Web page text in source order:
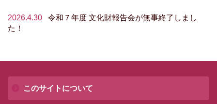
2026.4.30
令和７年度 文化財報告会が無事終了しまし
た！
このサイトについて